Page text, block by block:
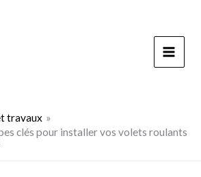
travaux
clés pour installer vos volets roulants